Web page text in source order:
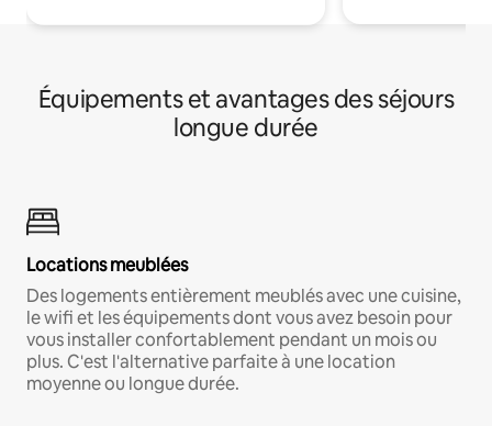
Équipements et avantages des séjours
longue durée
Locations meublées
Des logements entièrement meublés avec une cuisine,
le wifi et les équipements dont vous avez besoin pour
vous installer confortablement pendant un mois ou
plus. C'est l'alternative parfaite à une location
moyenne ou longue durée.